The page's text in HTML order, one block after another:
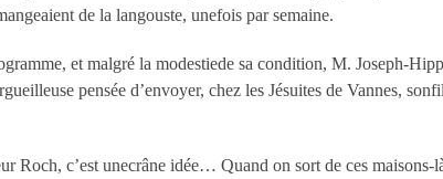
de la langouste, unefois par semaine.
et malgré la modestiede sa condition, M. Joseph-
pensée d’envoyer, chez les Jésuites de Vannes,
Roch, c’est unecrâne idée… Quand on sort de ces